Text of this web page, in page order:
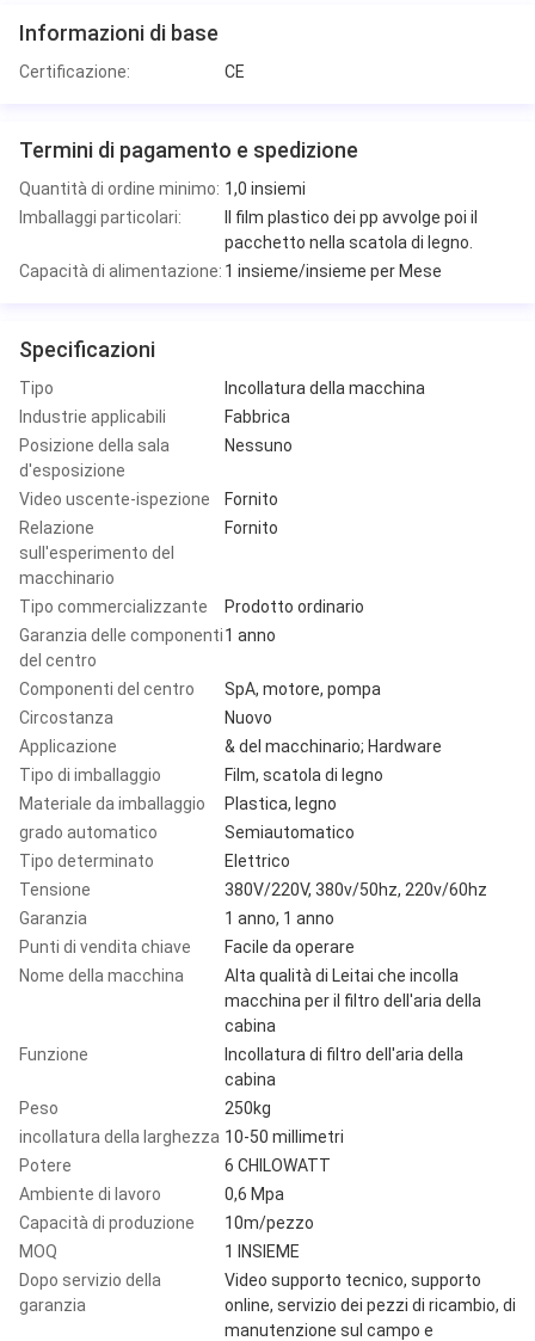
Informazioni di base
Certificazione: CE
Termini di pagamento e spedizione
Quantità di ordine minimo: 1,0 insiemi
Imballaggi particolari:
Il film plastico dei pp avvolge poi il
pacchetto nella scatola di legno.
Capacità di alimentazione: 1 insieme/insieme per Mese
Specificazioni
Tipo
Incollatura della macchina
Industrie applicabili
Fabbrica
Posizione della sala
d'esposizione
Nessuno
Video uscente-ispezione
Fornito
Relazione
sull'esperimento del
macchinario
Fornito
Tipo commercializzante
Prodotto ordinario
Garanzia delle componenti
del centro
1 anno
Componenti del centro
SpA, motore, pompa
Circostanza
Nuovo
Applicazione
& del macchinario; Hardware
Tipo di imballaggio
Film, scatola di legno
Materiale da imballaggio
Plastica, legno
grado automatico
Semiautomatico
Tipo determinato
Elettrico
Tensione
380V/220V, 380v/50hz, 220v/60hz
Garanzia
1 anno, 1 anno
Punti di vendita chiave
Facile da operare
Nome della macchina
Alta qualità di Leitai che incolla
macchina per il filtro dell'aria della
cabina
Funzione
Incollatura di filtro dell'aria della
cabina
Peso
250kg
incollatura della larghezza 10-50 millimetri
Potere
6 CHILOWATT
Ambiente di lavoro
0,6 Mpa
Capacità di produzione
10m/pezzo
MOQ
1 INSIEME
Dopo servizio della
garanzia
Video supporto tecnico, supporto
online, servizio dei pezzi di ricambio, di
manutenzione sul campo e